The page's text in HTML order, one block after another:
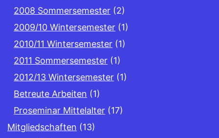
2008 Sommersemester (2)
2009/10 Wintersemester (1)
2010/11 Wintersemester (1)
2011 Sommersemester (1)
2012/13 Wintersemester (1)
Betreute Arbeiten (1)
Proseminar Mittelalter (17)
Mitgliedschaften (13)